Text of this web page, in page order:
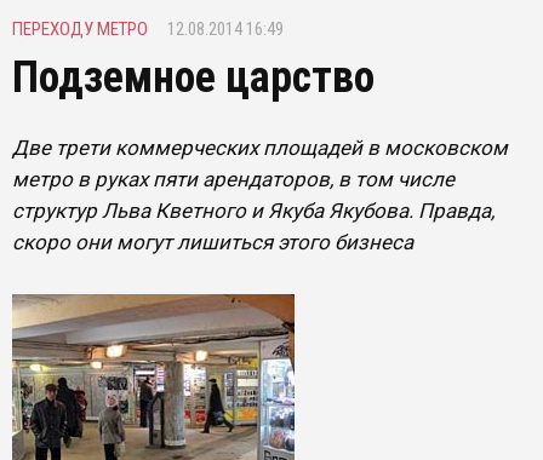
ПЕРЕХОДУ МЕТРО 12.08.2014 16:49
Подземное царство
Две трети коммерческих площадей в московском
метро в руках пяти арендаторов, в том числе
структур Льва Кветного и Якуба Якубова. Правда,
скоро они могут лишиться этого бизнеса